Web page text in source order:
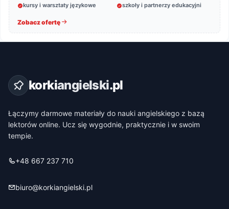
kursy i warsztaty językowe
szkoły i partnerzy edukacyjni
Zobacz ofertę
korkiangielski.pl
Łączymy darmowe materiały do nauki angielskiego z bazą
lektorów online. Ucz się wygodnie, praktycznie i w swoim
tempie.
+48 667 237 710
biuro@korkiangielski.pl